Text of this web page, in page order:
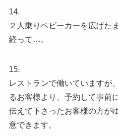
14.
２人乗りベビーカーを広げた
経って…。
15.
レストランで働いていますが
るお客様より、予約して事前
伝えて下さったお客様の方が
意できます。